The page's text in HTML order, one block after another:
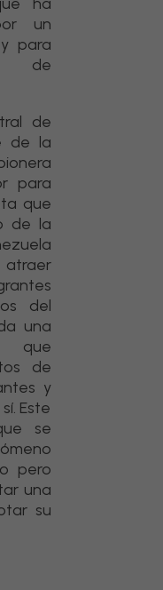
un
para
de
de
de la
para
que
de la
atraer
del
una
que
de
y
Este
se
pero
una
su